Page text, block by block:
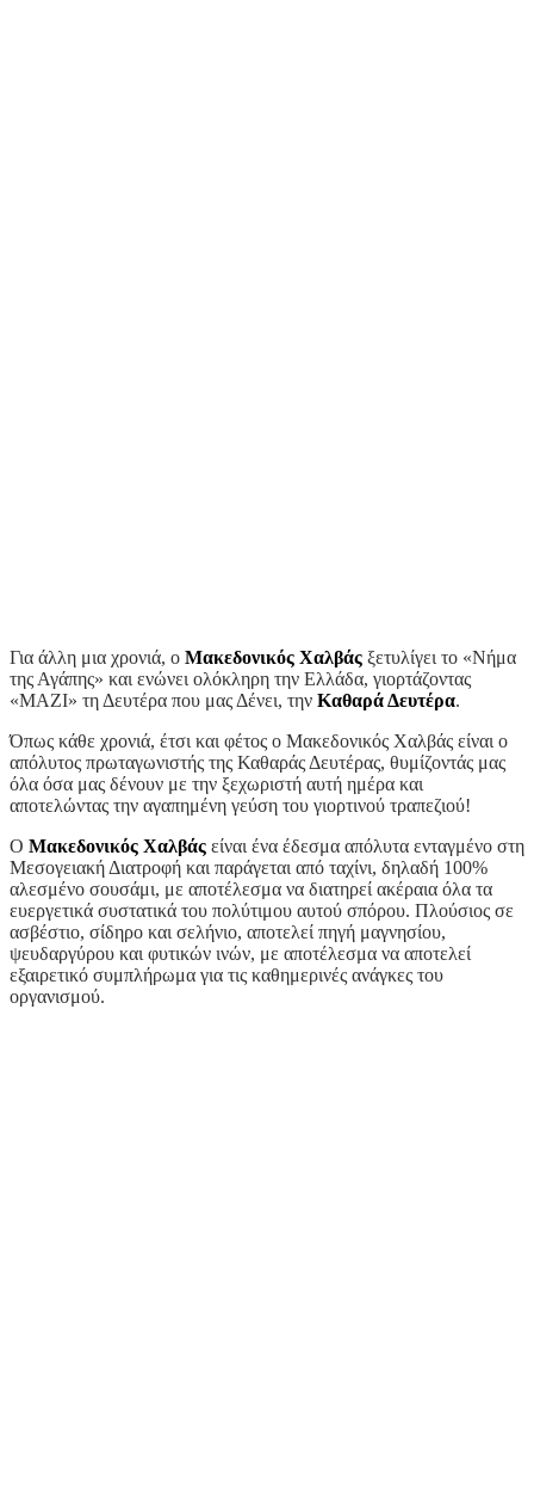
Για άλλη μια χρονιά, ο Μακεδονικός Χαλβάς ξετυλίγει το «Νήμα
της Αγάπης» και ενώνει ολόκληρη την Ελλάδα, γιορτάζοντας
«ΜΑΖΙ» τη Δευτέρα που μας Δένει, την Καθαρά Δευτέρα.
Όπως κάθε χρονιά, έτσι και φέτος ο Μακεδονικός Χαλβάς είναι ο
απόλυτος πρωταγωνιστής της Καθαράς Δευτέρας, θυμίζοντάς μας
όλα όσα μας δένουν με την ξεχωριστή αυτή ημέρα και
αποτελώντας την αγαπημένη γεύση του γιορτινού τραπεζιού!
Ο Μακεδονικός Χαλβάς είναι ένα έδεσμα απόλυτα ενταγμένο στη
Μεσογειακή Διατροφή και παράγεται από ταχίνι, δηλαδή 100%
αλεσμένο σουσάμι, με αποτέλεσμα να διατηρεί ακέραια όλα τα
ευεργετικά συστατικά του πολύτιμου αυτού σπόρου. Πλούσιος σε
ασβέστιο, σίδηρο και σελήνιο, αποτελεί πηγή μαγνησίου,
ψευδαργύρου και φυτικών ινών, με αποτέλεσμα να αποτελεί
εξαιρετικό συμπλήρωμα για τις καθημερινές ανάγκες του
οργανισμού.